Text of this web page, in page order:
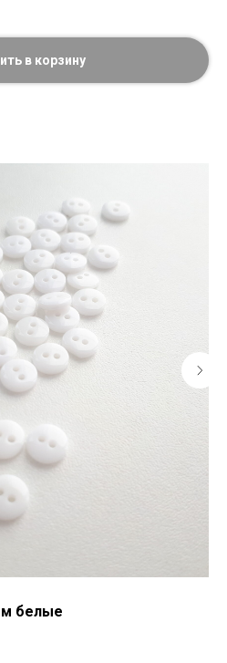
в корзину
белые